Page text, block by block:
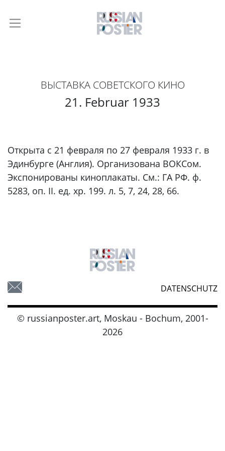
ВЫСТАВКА СОВЕТСКОГО КИНО
21. Februar 1933
Открыта с 21 февраля по 27 февраля 1933 г. в
Эдинбурге (Англия). Организована ВОКСом.
Экспонированы киноплакаты. См.: ГА РФ. ф.
5283, oп. II. ед. хp. 199. л. 5, 7, 24, 28, 66.
DATENSCHUTZ
© russianposter.art, Moskau - Bochum, 2001-
2026